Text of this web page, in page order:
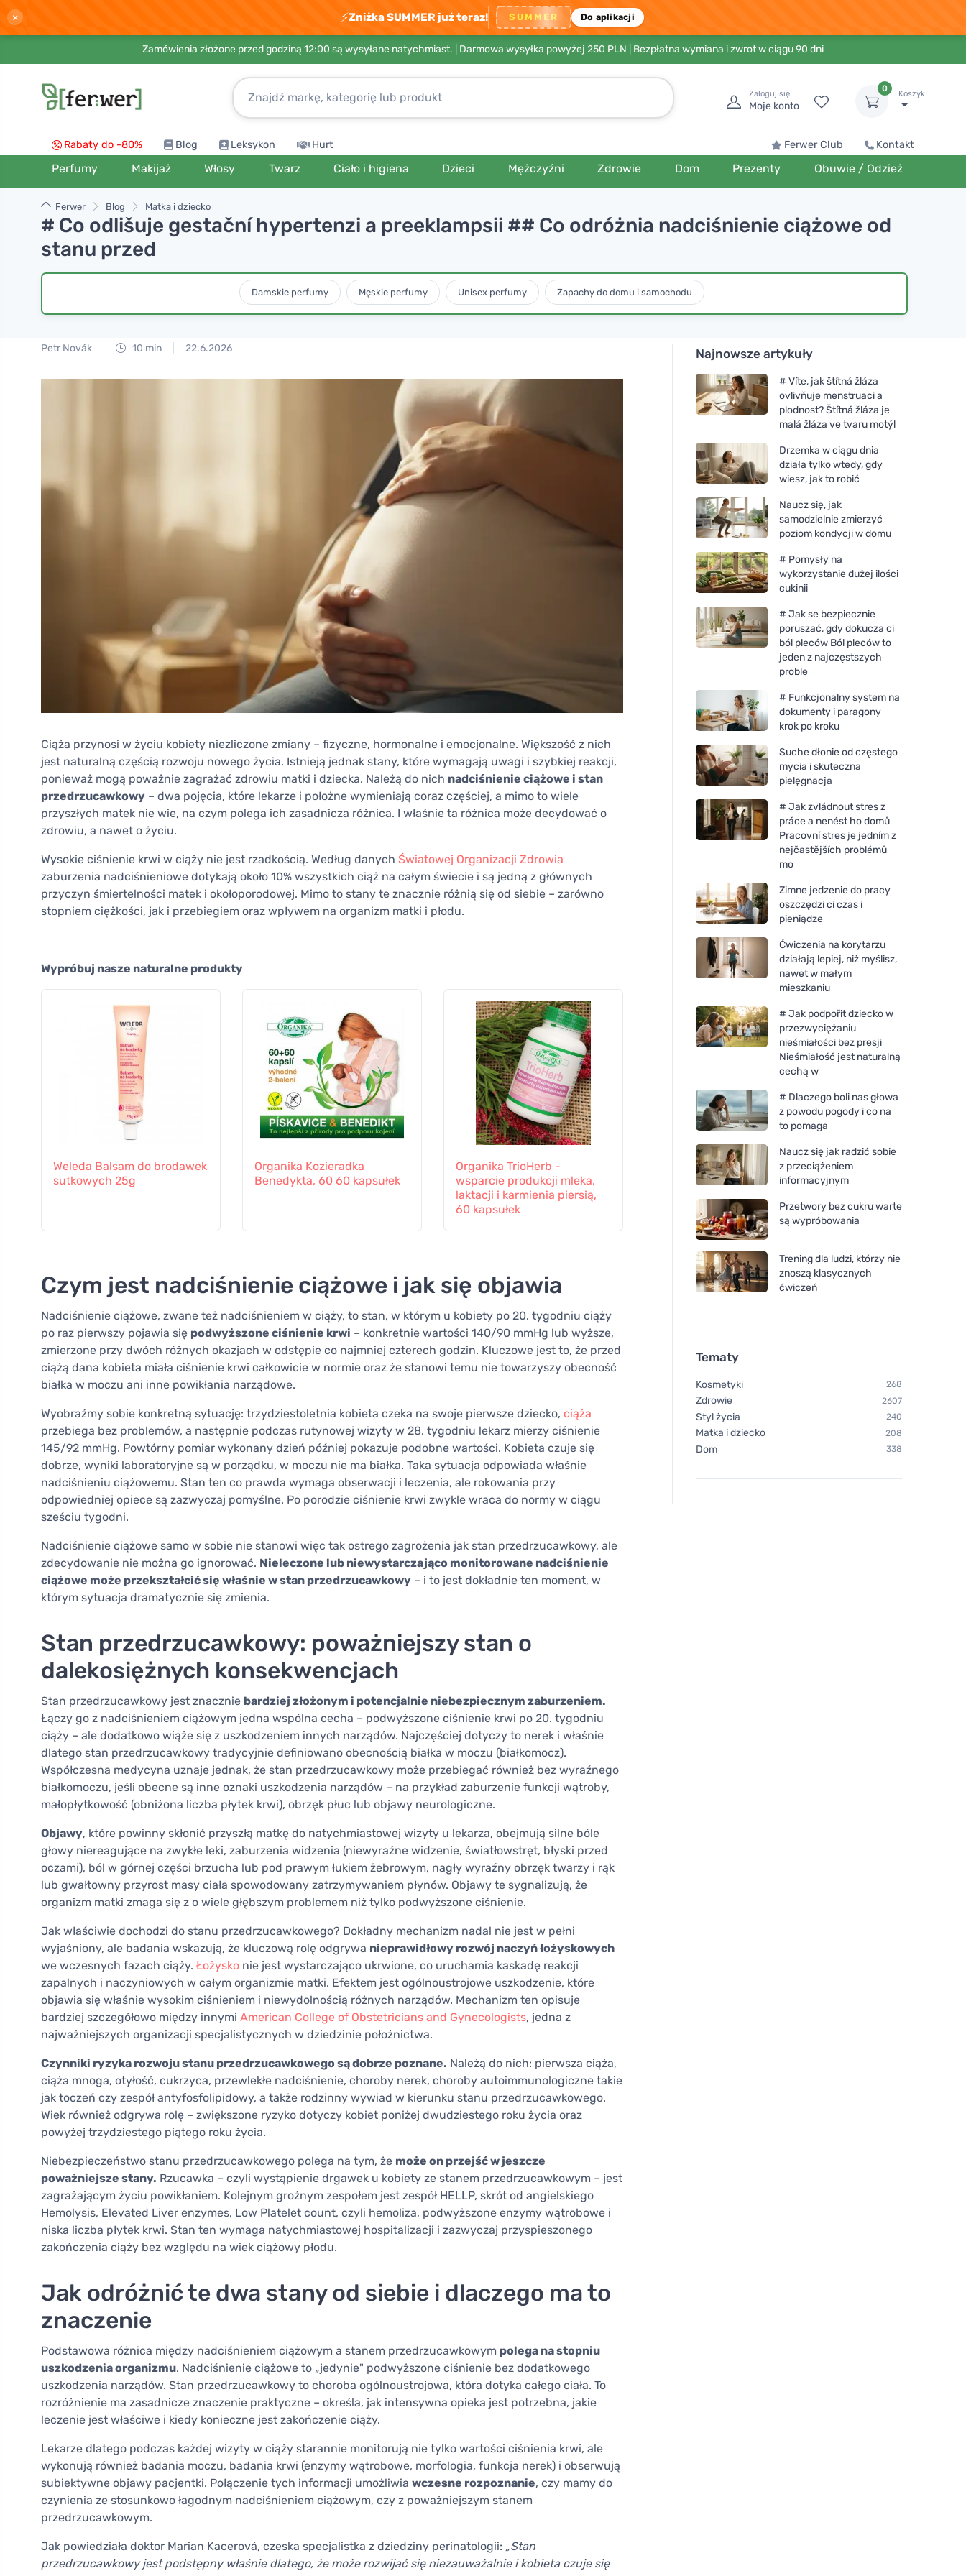
× ⚡Zniżka SUMMER już teraz! SUMMER Do aplikacji
Zamówienia złożone przed godziną 12:00 są wysyłane natychmiast. | Darmowa wysyłka powyżej 250 PLN | Bezpłatna wymiana i zwrot w ciągu 90 dni
Zaloguj się
Moje konto
0
Koszyk
Rabaty do -80% Blog Leksykon Hurt Ferwer Club Kontakt
Perfumy Makijaż Włosy Twarz Ciało i higiena Dzieci Mężczyźni Zdrowie Dom Prezenty Obuwie / Odzież
Ferwer Blog Matka i dziecko
# Co odlišuje gestační hypertenzi a preeklampsii ## Co odróżnia nadciśnienie ciążowe od
stanu przed
Damskie perfumy Męskie perfumy Unisex perfumy Zapachy do domu i samochodu
Petr Novák 10 min 22.6.2026
Ciąża przynosi w życiu kobiety niezliczone zmiany – fizyczne, hormonalne i emocjonalne. Większość z nich
jest naturalną częścią rozwoju nowego życia. Istnieją jednak stany, które wymagają uwagi i szybkiej reakcji,
ponieważ mogą poważnie zagrażać zdrowiu matki i dziecka. Należą do nich nadciśnienie ciążowe i stan
przedrzucawkowy – dwa pojęcia, które lekarze i położne wymieniają coraz częściej, a mimo to wiele
przyszłych matek nie wie, na czym polega ich zasadnicza różnica. I właśnie ta różnica może decydować o
zdrowiu, a nawet o życiu.
Wysokie ciśnienie krwi w ciąży nie jest rzadkością. Według danych Światowej Organizacji Zdrowia
zaburzenia nadciśnieniowe dotykają około 10% wszystkich ciąż na całym świecie i są jedną z głównych
przyczyn śmiertelności matek i okołoporodowej. Mimo to stany te znacznie różnią się od siebie – zarówno
stopniem ciężkości, jak i przebiegiem oraz wpływem na organizm matki i płodu.
Wypróbuj nasze naturalne produkty
Weleda Balsam do brodawek
sutkowych 25g
Organika Kozieradka
Benedykta, 60 60 kapsułek
Organika TrioHerb -
wsparcie produkcji mleka,
laktacji i karmienia piersią,
60 kapsułek
Organika Benedyktynka 500
mg, 60 kapsułek
Czym jest nadciśnienie ciążowe i jak się objawia
Nadciśnienie ciążowe, zwane też nadciśnieniem w ciąży, to stan, w którym u kobiety po 20. tygodniu ciąży
po raz pierwszy pojawia się podwyższone ciśnienie krwi – konkretnie wartości 140/90 mmHg lub wyższe,
zmierzone przy dwóch różnych okazjach w odstępie co najmniej czterech godzin. Kluczowe jest to, że przed
ciążą dana kobieta miała ciśnienie krwi całkowicie w normie oraz że stanowi temu nie towarzyszy obecność
białka w moczu ani inne powikłania narządowe.
Wyobraźmy sobie konkretną sytuację: trzydziestoletnia kobieta czeka na swoje pierwsze dziecko, ciąża
przebiega bez problemów, a następnie podczas rutynowej wizyty w 28. tygodniu lekarz mierzy ciśnienie
145/92 mmHg. Powtórny pomiar wykonany dzień później pokazuje podobne wartości. Kobieta czuje się
dobrze, wyniki laboratoryjne są w porządku, w moczu nie ma białka. Taka sytuacja odpowiada właśnie
nadciśnieniu ciążowemu. Stan ten co prawda wymaga obserwacji i leczenia, ale rokowania przy
odpowiedniej opiece są zazwyczaj pomyślne. Po porodzie ciśnienie krwi zwykle wraca do normy w ciągu
sześciu tygodni.
Nadciśnienie ciążowe samo w sobie nie stanowi więc tak ostrego zagrożenia jak stan przedrzucawkowy, ale
zdecydowanie nie można go ignorować. Nieleczone lub niewystarczająco monitorowane nadciśnienie
ciążowe może przekształcić się właśnie w stan przedrzucawkowy – i to jest dokładnie ten moment, w
którym sytuacja dramatycznie się zmienia.
Stan przedrzucawkowy: poważniejszy stan o
dalekosiężnych konsekwencjach
Stan przedrzucawkowy jest znacznie bardziej złożonym i potencjalnie niebezpiecznym zaburzeniem.
Łączy go z nadciśnieniem ciążowym jedna wspólna cecha – podwyższone ciśnienie krwi po 20. tygodniu
ciąży – ale dodatkowo wiąże się z uszkodzeniem innych narządów. Najczęściej dotyczy to nerek i właśnie
dlatego stan przedrzucawkowy tradycyjnie definiowano obecnością białka w moczu (białkomocz).
Współczesna medycyna uznaje jednak, że stan przedrzucawkowy może przebiegać również bez wyraźnego
białkomoczu, jeśli obecne są inne oznaki uszkodzenia narządów – na przykład zaburzenie funkcji wątroby,
małopłytkowość (obniżona liczba płytek krwi), obrzęk płuc lub objawy neurologiczne.
Objawy, które powinny skłonić przyszłą matkę do natychmiastowej wizyty u lekarza, obejmują silne bóle
głowy niereagujące na zwykłe leki, zaburzenia widzenia (niewyraźne widzenie, światłowstręt, błyski przed
oczami), ból w górnej części brzucha lub pod prawym łukiem żebrowym, nagły wyraźny obrzęk twarzy i rąk
lub gwałtowny przyrost masy ciała spowodowany zatrzymywaniem płynów. Objawy te sygnalizują, że
organizm matki zmaga się z o wiele głębszym problemem niż tylko podwyższone ciśnienie.
Jak właściwie dochodzi do stanu przedrzucawkowego? Dokładny mechanizm nadal nie jest w pełni
wyjaśniony, ale badania wskazują, że kluczową rolę odgrywa nieprawidłowy rozwój naczyń łożyskowych
we wczesnych fazach ciąży. Łożysko nie jest wystarczająco ukrwione, co uruchamia kaskadę reakcji
zapalnych i naczyniowych w całym organizmie matki. Efektem jest ogólnoustrojowe uszkodzenie, które
objawia się właśnie wysokim ciśnieniem i niewydolnością różnych narządów. Mechanizm ten opisuje
bardziej szczegółowo między innymi American College of Obstetricians and Gynecologists, jedna z
najważniejszych organizacji specjalistycznych w dziedzinie położnictwa.
Czynniki ryzyka rozwoju stanu przedrzucawkowego są dobrze poznane. Należą do nich: pierwsza ciąża,
ciąża mnoga, otyłość, cukrzyca, przewlekłe nadciśnienie, choroby nerek, choroby autoimmunologiczne takie
jak toczeń czy zespół antyfosfolipidowy, a także rodzinny wywiad w kierunku stanu przedrzucawkowego.
Wiek również odgrywa rolę – zwiększone ryzyko dotyczy kobiet poniżej dwudziestego roku życia oraz
powyżej trzydziestego piątego roku życia.
Niebezpieczeństwo stanu przedrzucawkowego polega na tym, że może on przejść w jeszcze
poważniejsze stany. Rzucawka – czyli wystąpienie drgawek u kobiety ze stanem przedrzucawkowym – jest
zagrażającym życiu powikłaniem. Kolejnym groźnym zespołem jest zespół HELLP, skrót od angielskiego
Hemolysis, Elevated Liver enzymes, Low Platelet count, czyli hemoliza, podwyższone enzymy wątrobowe i
niska liczba płytek krwi. Stan ten wymaga natychmiastowej hospitalizacji i zazwyczaj przyspieszonego
zakończenia ciąży bez względu na wiek ciążowy płodu.
Jak odróżnić te dwa stany od siebie i dlaczego ma to
znaczenie
Podstawowa różnica między nadciśnieniem ciążowym a stanem przedrzucawkowym polega na stopniu
uszkodzenia organizmu. Nadciśnienie ciążowe to „jedynie" podwyższone ciśnienie bez dodatkowego
uszkodzenia narządów. Stan przedrzucawkowy to choroba ogólnoustrojowa, która dotyka całego ciała. To
rozróżnienie ma zasadnicze znaczenie praktyczne – określa, jak intensywna opieka jest potrzebna, jakie
leczenie jest właściwe i kiedy konieczne jest zakończenie ciąży.
Lekarze dlatego podczas każdej wizyty w ciąży starannie monitorują nie tylko wartości ciśnienia krwi, ale
wykonują również badania moczu, badania krwi (enzymy wątrobowe, morfologia, funkcja nerek) i obserwują
subiektywne objawy pacjentki. Połączenie tych informacji umożliwia wczesne rozpoznanie, czy mamy do
czynienia ze stosunkowo łagodnym nadciśnieniem ciążowym, czy z poważniejszym stanem
przedrzucawkowym.
Jak powiedziała doktor Marian Kacerová, czeska specjalistka z dziedziny perinatologii: „Stan
przedrzucawkowy jest podstępny właśnie dlatego, że może rozwijać się niezauważalnie i kobieta czuje się
Najnowsze artykuły
# Víte, jak štítná žláza
ovlivňuje menstruaci a
plodnost? Štítná žláza je
malá žláza ve tvaru motýl
Drzemka w ciągu dnia
działa tylko wtedy, gdy
wiesz, jak to robić
Naucz się, jak
samodzielnie zmierzyć
poziom kondycji w domu
# Pomysły na
wykorzystanie dużej ilości
cukinii
# Jak se bezpiecznie
poruszać, gdy dokucza ci
ból pleców Ból pleców to
jeden z najczęstszych
proble
# Funkcjonalny system na
dokumenty i paragony
krok po kroku
Suche dłonie od częstego
mycia i skuteczna
pielęgnacja
# Jak zvládnout stres z
práce a nenést ho domů
Pracovní stres je jedním z
nejčastějších problémů
mo
Zimne jedzenie do pracy
oszczędzi ci czas i
pieniądze
Ćwiczenia na korytarzu
działają lepiej, niż myślisz,
nawet w małym
mieszkaniu
# Jak podpořit dziecko w
przezwyciężaniu
nieśmiałości bez presji
Nieśmiałość jest naturalną
cechą w
# Dlaczego boli nas głowa
z powodu pogody i co na
to pomaga
Naucz się jak radzić sobie
z przeciążeniem
informacyjnym
Przetwory bez cukru warte
są wypróbowania
Trening dla ludzi, którzy nie
znoszą klasycznych
ćwiczeń
Tematy
Kosmetyki 268
Zdrowie 2607
Styl życia 240
Matka i dziecko 208
Dom 338